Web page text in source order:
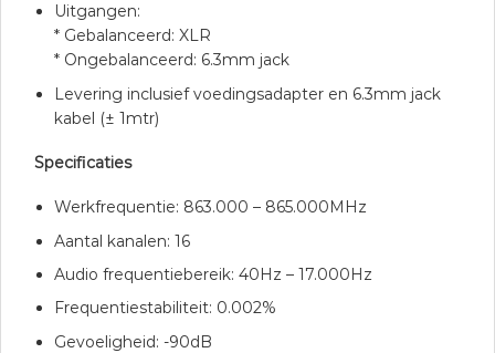
Uitgangen:
* Gebalanceerd: XLR
* Ongebalanceerd: 6.3mm jack
Levering inclusief voedingsadapter en 6.3mm jack
kabel (± 1mtr)
Specificaties
Werkfrequentie: 863.000 – 865.000MHz
Aantal kanalen: 16
Audio frequentiebereik: 40Hz – 17.000Hz
Frequentiestabiliteit: 0.002%
Gevoeligheid: -90dB